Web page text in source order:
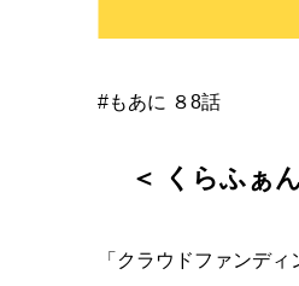
#もあに ８8話
＜ くらふぁ
「クラウドファンディ